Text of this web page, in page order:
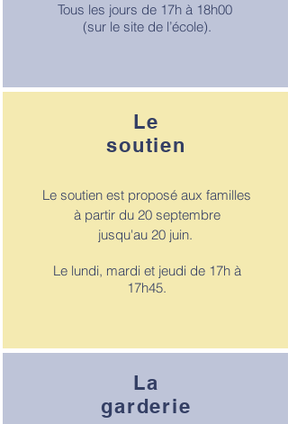
​Tous les jours de 17h à 18h00
(sur le site de l’école).
Le
soutien
Le soutien est proposé aux familles
à partir du 20 septembre
jusqu'au 20 juin.
Le lundi, mardi et jeudi de 17h à
17h45.
La
garderie